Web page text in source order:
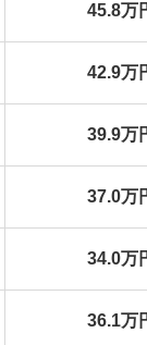
45.8万
42.9万
39.9万
37.0万
34.0万
36.1万